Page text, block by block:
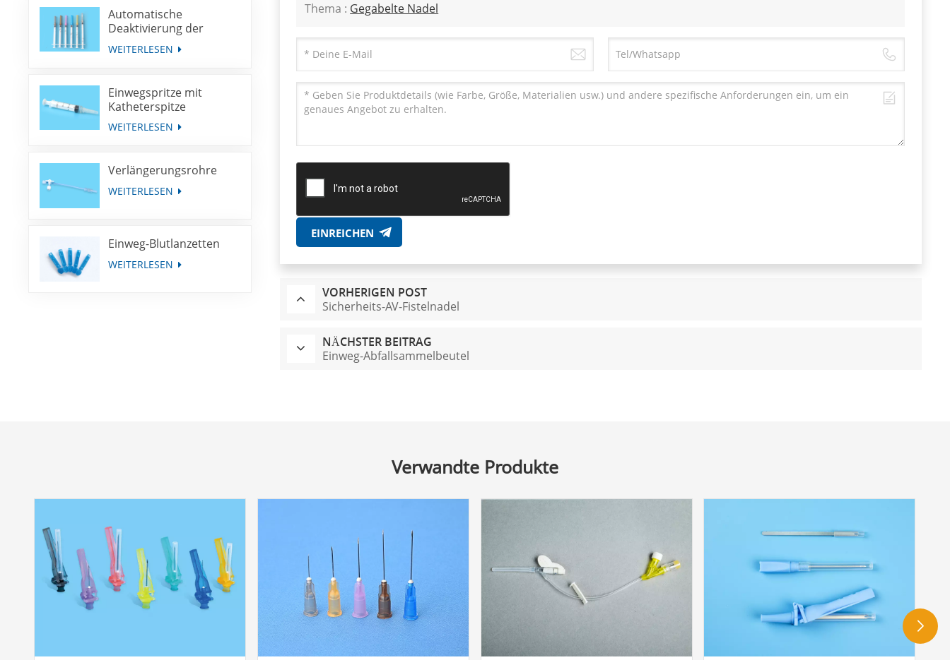
Automatische
Deaktivierung der
Spritze für die
Immunisierung mit
WEITERLESEN
Einwegspritze mit
Katheterspitze
WEITERLESEN
Verlängerungsrohre
WEITERLESEN
Einweg-Blutlanzetten
WEITERLESEN
Thema : Gegabelte Nadel
EINREICHEN
VORHERIGEN POST
Sicherheits-AV-Fistelnadel
NÄCHSTER BEITRAG
Einweg-Abfallsammelbeutel
Verwandte Produkte